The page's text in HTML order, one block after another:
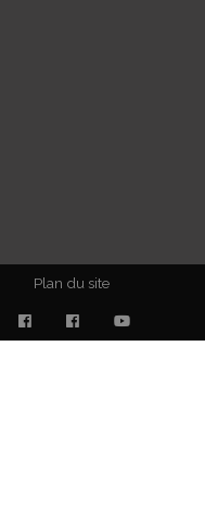
Plan du site